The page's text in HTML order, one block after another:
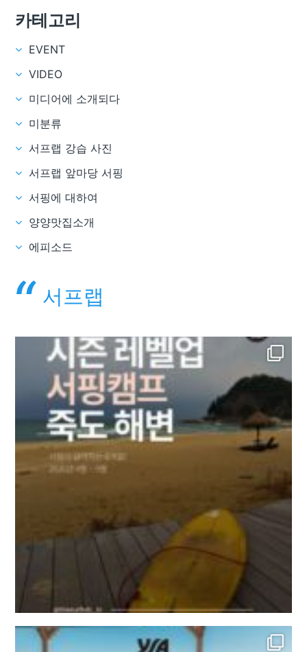
카테고리
EVENT
VIDEO
미디어에 소개되다
미분류
서프랩 강습 사진
서프랩 앞마당 서핑
서핑에 대하여
양양맛집소개
에피소드
서프랩